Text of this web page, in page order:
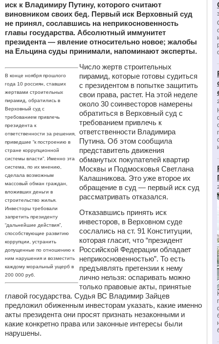
иск к Владимиру Путину, которого считают
виновником своих бед. Первый иск Верховный суд
не принял, сославшись на неприкосновенность
главы государства. Абсолютный иммунитет
президента — явление относительно новое; жалобы
на Ельцина суды принимали, напоминают эксперты.
В конце ноября прошлого
года 10 россиян, ставших
жертвами строительных
пирамид, обратились в
Верховный суд с
требованием привлечь
президента к
ответственности за решения,
приведшие “к построению в
стране коррупционной
системы власти”. Именно эта
система, по их мнению,
сделала возможным
массовый обман граждан,
вложивших деньги в
строительство жилья.
Инвесторы требовали
запретить президенту
“дальнейшие действия”,
способствующие развитию
коррупции, устранить
допущенные по отношению к
ним нарушения и возместить
каждому моральный ущерб в
200 000 руб.
Число жертв строительных
пирамид, которые готовы судиться
с президентом в попытке защитить
свои права, растет. На этой неделе
около 30 соинвесторов намерены
обратиться в Верховный суд с
требованием привлечь к
ответственности Владимира
Путина. Об этом сообщила
представитель движения
обманутых покупателей квартир
Москвы и Подмосковья Светлана
Калашникова. Это уже второе их
обращение в суд — первый иск суд
рассматривать отказался.
Отказавшись принять иск
инвесторов, в Верховном суде
сослались на ст. 91 Конституции,
которая гласит, что “президент
Российской Федерации обладает
неприкосновенностью”. То есть
предъявлять претензии к нему
лично нельзя: оспаривать можно
только правовые акты, принятые
главой государства. Судья ВС Владимир Зайцев
предложил обиженным инвесторам указать, какие именно
акты президента они просят признать незаконными и
какие конкретно права или законные интересы были
нарушены.